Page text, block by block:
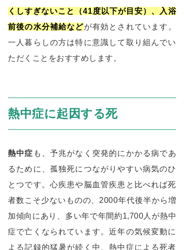
くしすぎないこと（41度以下が目安）、入浴
前後の水分補給などが有効とされています。
一人暮らしの方は特に意識して取り組んでい
ただくことをおすすめします。
熱中症に起因する死
熱中症 も、予兆がなく突発的にかかる病であ
るために、孤独死につながりやすい病気のひ
とつです。心疾患や脳血管疾患と比べれば死
者数こそ少ないものの、2000年代後半から増
加傾向にあり、多い年で年間約1,700人が熱中
症で亡くなられています。近年の気候変動に
よる記録的猛暑が続く中、熱中症による死者